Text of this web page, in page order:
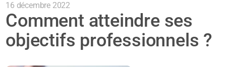
16 décembre 2022
Comment atteindre ses
objectifs professionnels ?